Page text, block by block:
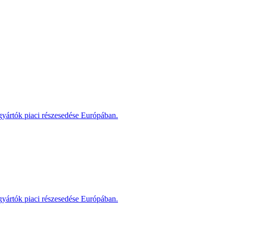
piaci részesedése Európában.
piaci részesedése Európában.